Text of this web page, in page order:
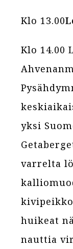
Klo 13.00
Klo 14.00
yksi
varrelta
huikeat
nauttia